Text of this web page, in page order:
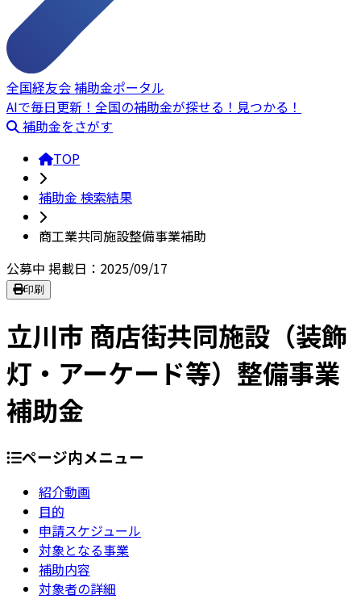
全国経友会 補助金ポータル
AIで毎日更新！全国の補助金が探せる！見つかる！
補助金をさがす
TOP
補助金 検索結果
商工業共同施設整備事業補助
公募中 掲載日：2025/09/17
印刷
立川市 商店街共同施設（装飾
灯・アーケード等）整備事業
補助金
ページ内メニュー
紹介動画
目的
申請スケジュール
対象となる事業
補助内容
対象者の詳細